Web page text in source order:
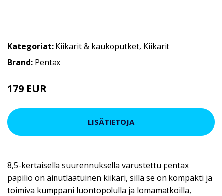
Kategoriat: Kiikarit & kaukoputket, Kiikarit
Brand: Pentax
179 EUR
LISÄTIETOJA
8,5-kertaisella suurennuksella varustettu pentax
papilio on ainutlaatuinen kiikari, sillä se on kompakti ja
toimiva kumppani luontopolulla ja lomamatkoilla,